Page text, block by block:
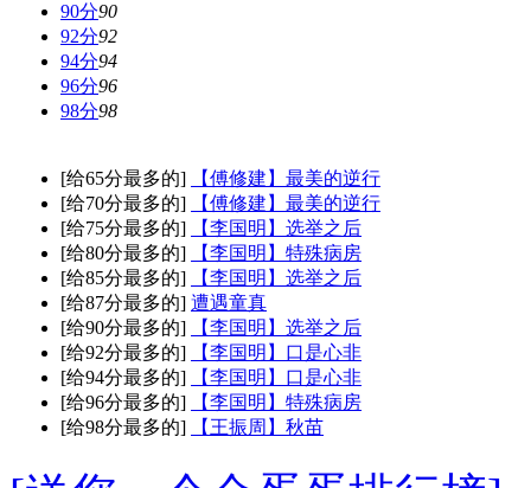
90分90
92分92
94分94
96分96
98分98
[给65分最多的]
【傅修建】最美的逆行
[给70分最多的]
【傅修建】最美的逆行
[给75分最多的]
【李国明】选举之后
[给80分最多的]
【李国明】特殊病房
[给85分最多的]
【李国明】选举之后
[给87分最多的] 遭遇童真
[给90分最多的]
【李国明】选举之后
[给92分最多的]
【李国明】口是心非
[给94分最多的]
【李国明】口是心非
[给96分最多的]
【李国明】特殊病房
[给98分最多的]
【王振周】秋苗